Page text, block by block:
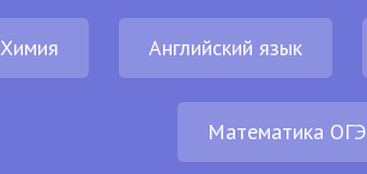
Химия Английский язык
Математика ОГЭ